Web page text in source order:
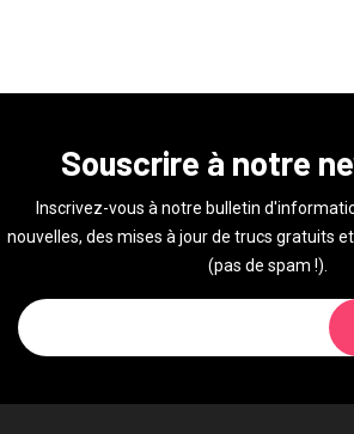
Souscrire à notre
Inscrivez-vous à notre bulletin
nouvelles, des mises à jour de trucs gratuits
(pas de spam !).